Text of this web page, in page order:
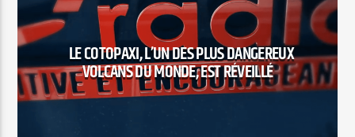
TITRE
ARTISTE LE COTOPAXI, L’UN DES PLUS DANGEREUX
VOLCANS DU MONDE, EST RÉVEILLÉ